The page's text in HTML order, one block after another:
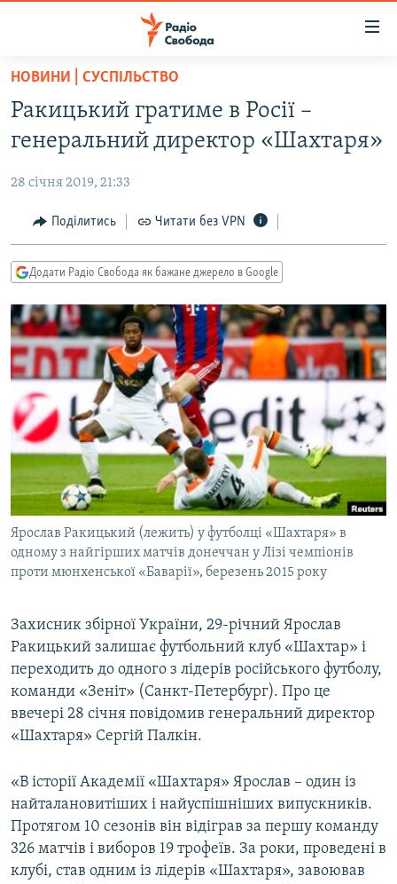
Перейти
основного
матеріалу
Перейти
до
навігації
Перейти
до
ВСЕ ЗА ДОБУ
СТАТТІ
ПОЛІТИКА
ЕКОНОМІКА
КУЛЬТУРА
СПОРТ
УКРАЇНА
СВІТ
ВІЙНА
РОСІЙСЬКА «ФІЛЬТРАЦІЯ»
КРИМ.РЕАЛІЇ
ТИ ЯК?
СХЕМИ
КИТАЙ.ВИКЛИКИ
МУЛЬТИМЕДІА
ФОТО
СПЕЦПРОЄКТИ
ПОДКАСТИ
КРИМ РЕАЛІЇ
РУС
КТАТ
ДОЛУЧАЙСЯ!
Усі сайти RFE/RL
НОВИНИ | СУСПІЛЬСТВО
Ракицький гратиме в Росії –
генеральний директор «Шахтаря»
28 січня 2019, 21:33
Поділитись Читати без VPN
Додати Радіо Свобода як бажане джерело в Google
Ярослав Ракицький (лежить) у футболці «Шахтаря» в
одному з найгірших матчів донеччан у Лізі чемпіонів
проти мюнхенської «Баварії», березень 2015 року
Захисник збірної України, 29-річний Ярослав
Ракицький залишає футбольний клуб «Шахтар» і
переходить до одного з лідерів російського футболу,
команди «Зеніт» (Санкт-Петербург). Про це
ввечері 28 січня повідомив генеральний директор
«Шахтаря» Сергій Палкін.
«В історії Академії «Шахтаря» Ярослав – один із
найталановитіших і найуспішніших випускників.
Протягом 10 сезонів він відіграв за першу команду
326 матчів і виборов 19 трофеїв. За роки, проведені в
клубі, став одним із лідерів «Шахтаря», завоював